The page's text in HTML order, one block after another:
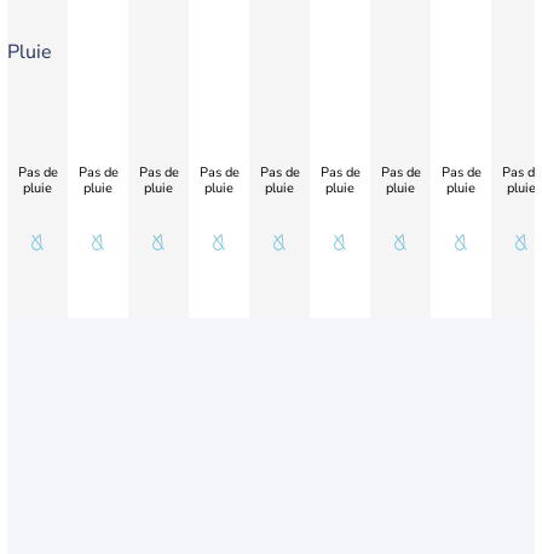
Pluie
Pas de
pluie
Pas de
pluie
Pas de
pluie
Pas de
pluie
Pas de
pluie
Pas de
pluie
Pas de
pluie
Pas de
pluie
Pas de
pluie